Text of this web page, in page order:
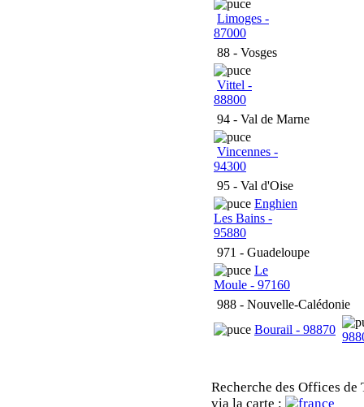
Limoges -
87000
88 - Vosges
Vittel -
88800
94 - Val de Marne
Vincennes -
94300
95 - Val d'Oise
Enghien
Les Bains -
95880
971 - Guadeloupe
Le
Moule - 97160
988 - Nouvelle-Calédonie
Bourail - 98870
Recherche des Offices de
via la carte :